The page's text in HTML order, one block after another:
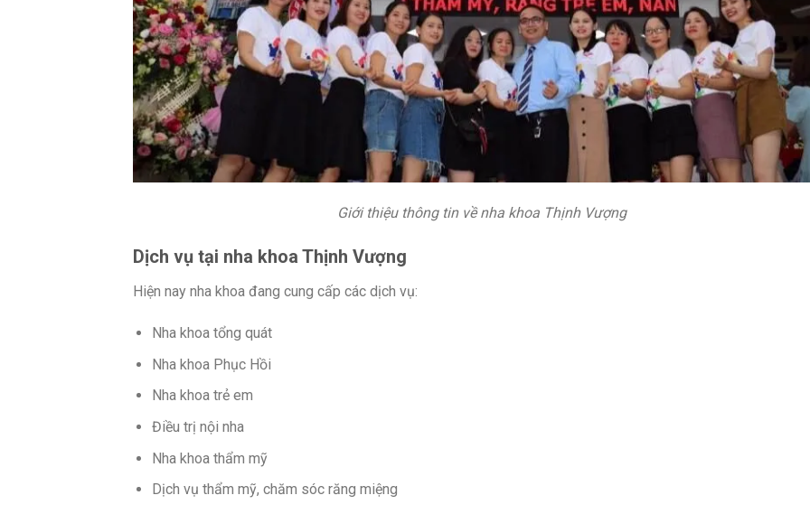
Giới thiệu thông tin về nha khoa Thịnh Vượng
Dịch vụ tại nha khoa Thịnh Vượng
Hiện nay nha khoa đang cung cấp các dịch vụ:
Nha khoa tổng quát
Nha khoa Phục Hồi
Nha khoa trẻ em
Điều trị nội nha
Nha khoa thẩm mỹ
Dịch vụ thẩm mỹ, chăm sóc răng miệng